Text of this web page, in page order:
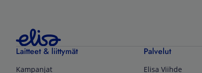
Laitteet & liittymät
Kampanjat
Palvelut
Elisa Viihde